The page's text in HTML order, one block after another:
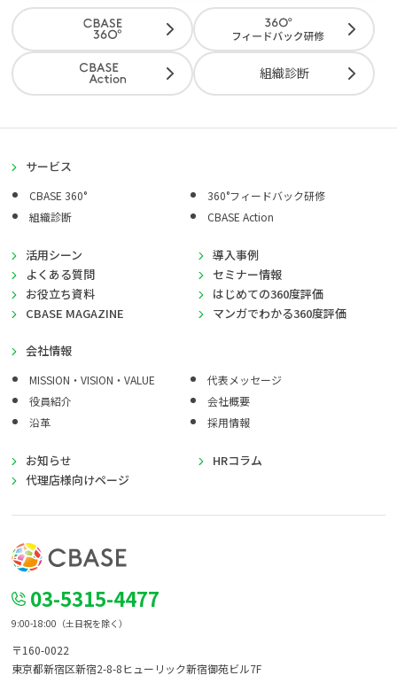
組織診断
サービス
CBASE 360°
360°フィードバック研修
組織診断
CBASE Action
活用シーン
導入事例
よくある質問
セミナー情報
お役立ち資料
はじめての360度評価
CBASE MAGAZINE
マンガでわかる360度評価
会社情報
MISSION・VISION・VALUE
代表メッセージ
役員紹介
会社概要
沿革
採用情報
お知らせ
HRコラム
代理店様向けページ
03-5315-4477
9:00-18:00（土日祝を除く）
〒160-0022
東京都新宿区新宿2-8-8ヒューリック新宿御苑ビル7F